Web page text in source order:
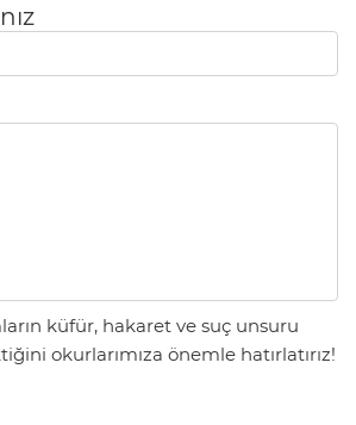
küfür, hakaret ve suç unsuru
okurlarımıza önemle hatırlatırız!